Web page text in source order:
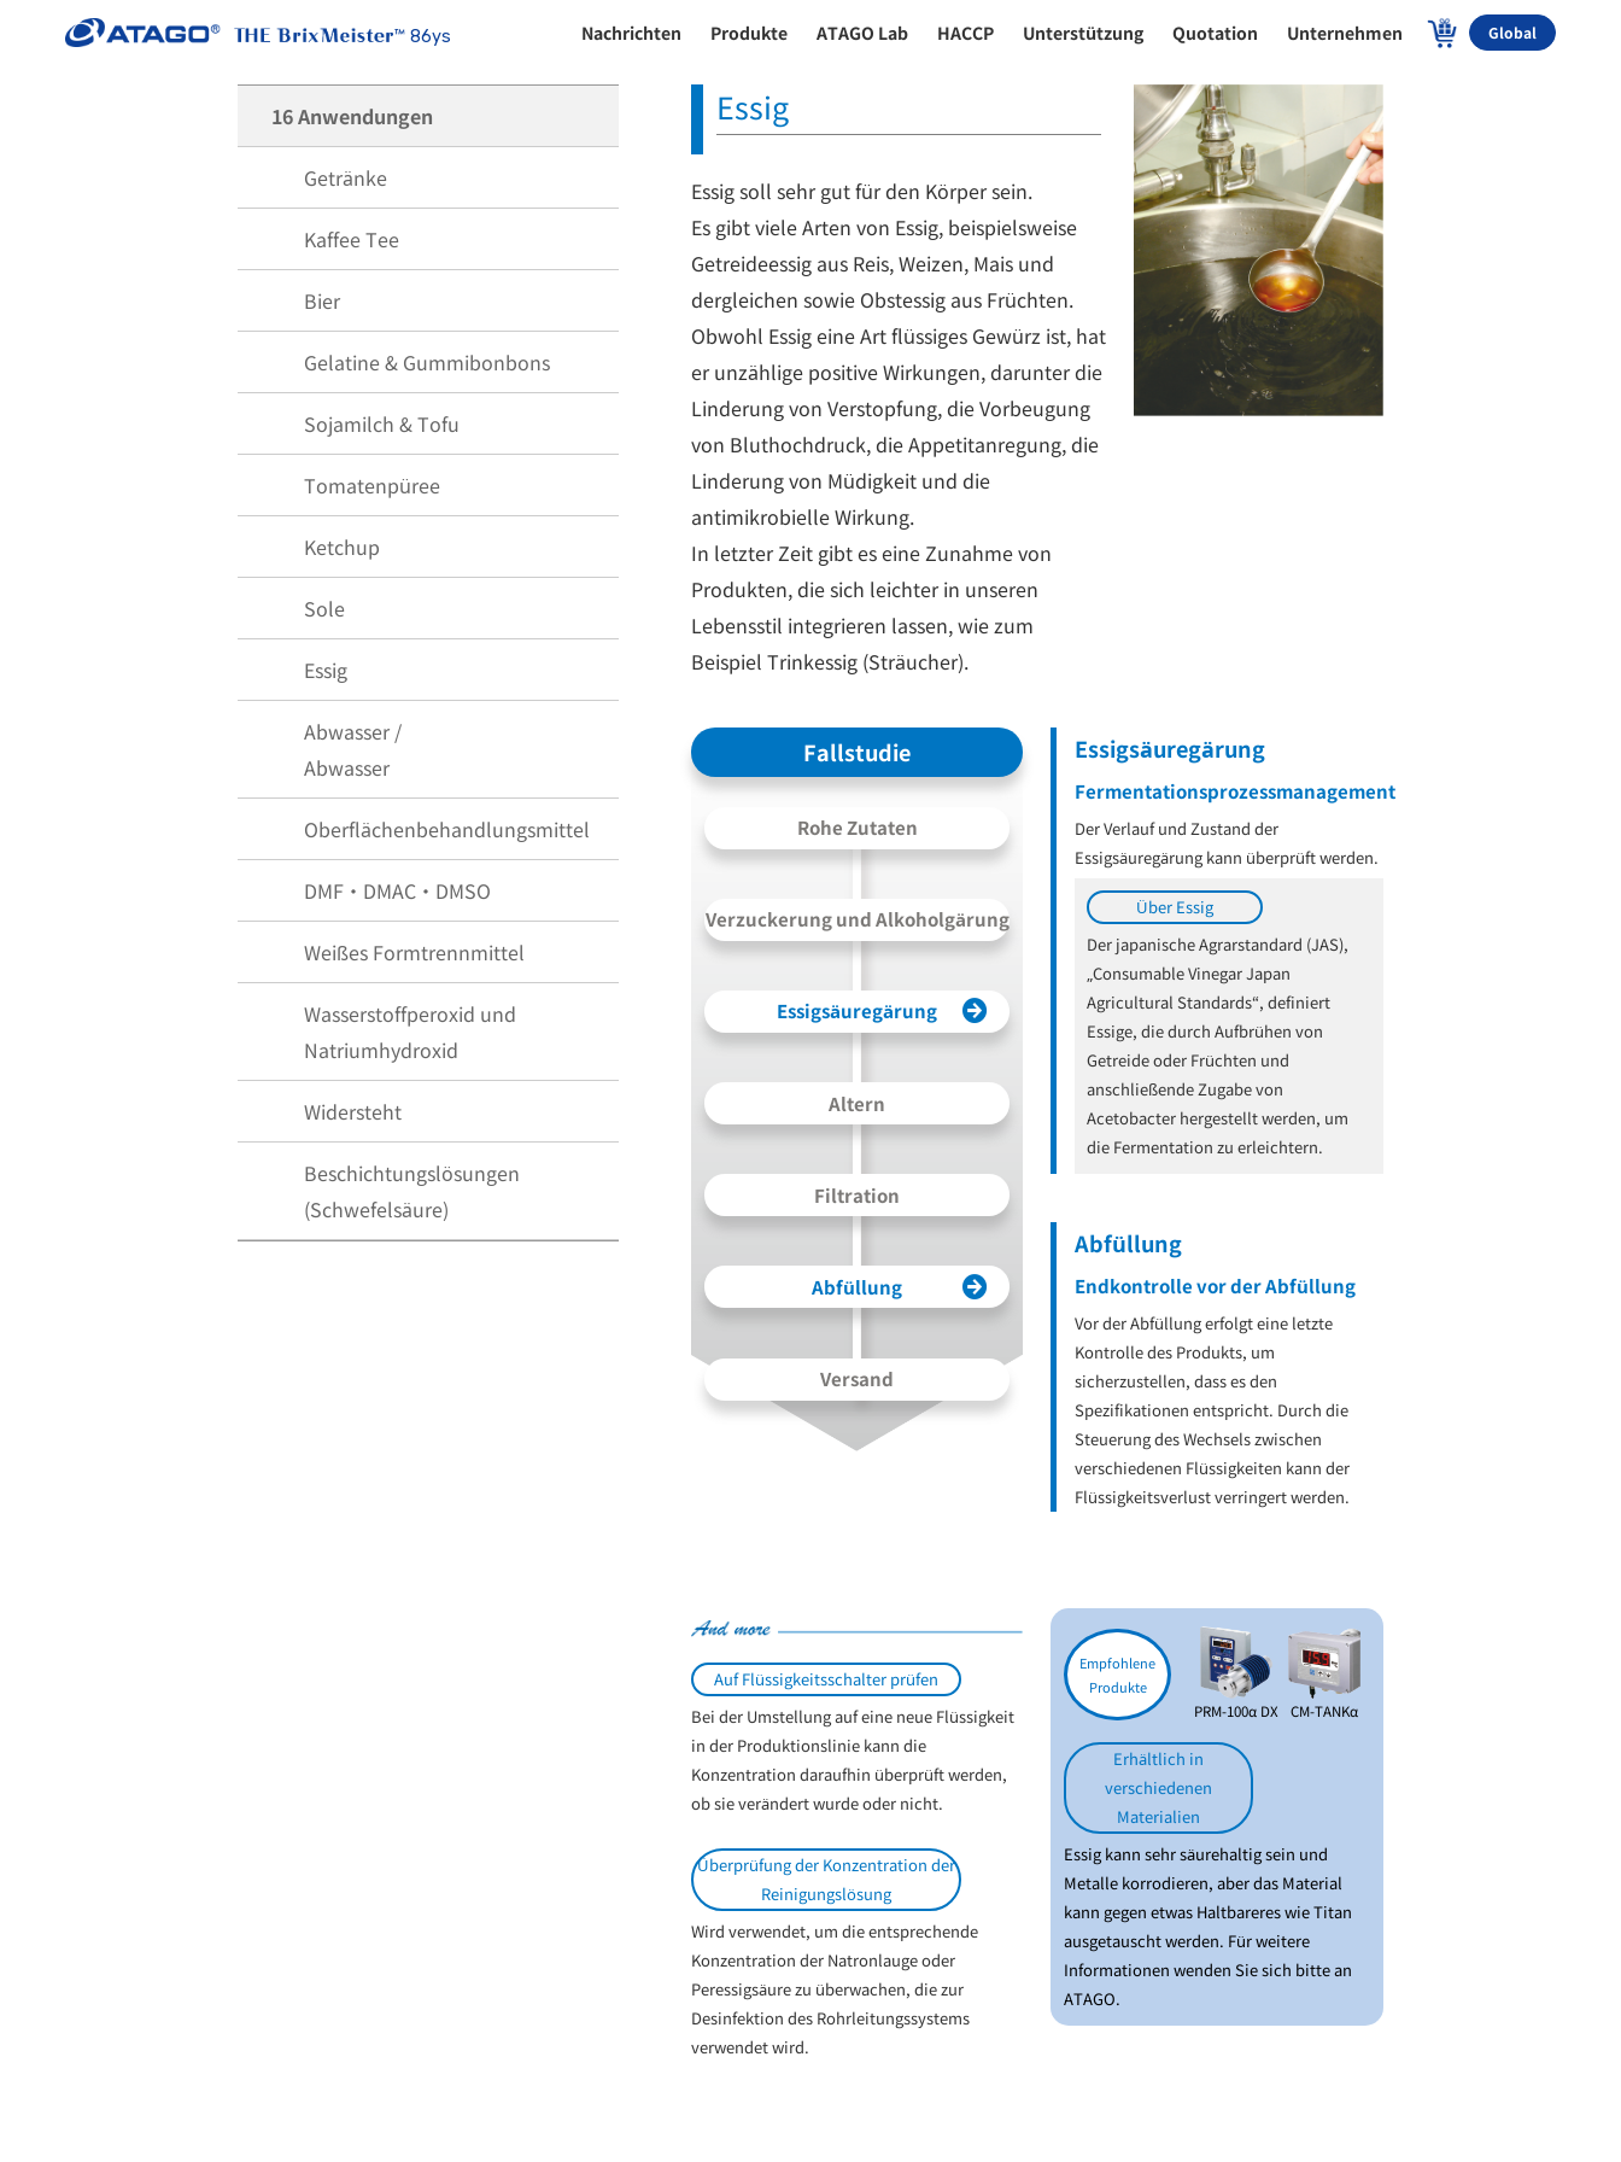
86ys Nachrichten Produkte ATAGO Lab HACCP Unterstützung Quotation Unternehmen Global
16 Anwendungen
Getränke
Kaffee Tee
Bier
Gelatine & Gummibonbons
Sojamilch & Tofu
Tomatenpüree
Ketchup
Sole
Essig
Abwasser /
Abwasser
Oberflächenbehandlungsmittel
DMF・DMAC・DMSO
Weißes Formtrennmittel
Wasserstoffperoxid und
Natriumhydroxid
Widersteht
Beschichtungslösungen
(Schwefelsäure)
Essig
Essig soll sehr gut für den Körper sein.
Es gibt viele Arten von Essig, beispielsweise
Getreideessig aus Reis, Weizen, Mais und
dergleichen sowie Obstessig aus Früchten.
Obwohl Essig eine Art flüssiges Gewürz ist, hat
er unzählige positive Wirkungen, darunter die
Linderung von Verstopfung, die Vorbeugung
von Bluthochdruck, die Appetitanregung, die
Linderung von Müdigkeit und die
antimikrobielle Wirkung.
In letzter Zeit gibt es eine Zunahme von
Produkten, die sich leichter in unseren
Lebensstil integrieren lassen, wie zum
Beispiel Trinkessig (Sträucher).
Fallstudie
Rohe Zutaten
Verzuckerung und Alkoholgärung
Essigsäuregärung
Altern
Filtration
Abfüllung
Versand
Essigsäuregärung
Fermentationsprozessmanagement
Der Verlauf und Zustand der
Essigsäuregärung kann überprüft werden.
Über Essig
Der japanische Agrarstandard (JAS),
„Consumable Vinegar Japan
Agricultural Standards“, definiert
Essige, die durch Aufbrühen von
Getreide oder Früchten und
anschließende Zugabe von
Acetobacter hergestellt werden, um
die Fermentation zu erleichtern.
Abfüllung
Endkontrolle vor der Abfüllung
Vor der Abfüllung erfolgt eine letzte
Kontrolle des Produkts, um
sicherzustellen, dass es den
Spezifikationen entspricht. Durch die
Steuerung des Wechsels zwischen
verschiedenen Flüssigkeiten kann der
Flüssigkeitsverlust verringert werden.
Auf Flüssigkeitsschalter prüfen
Bei der Umstellung auf eine neue Flüssigkeit
in der Produktionslinie kann die
Konzentration daraufhin überprüft werden,
ob sie verändert wurde oder nicht.
Überprüfung der Konzentration der
Reinigungslösung
Wird verwendet, um die entsprechende
Konzentration der Natronlauge oder
Peressigsäure zu überwachen, die zur
Desinfektion des Rohrleitungssystems
verwendet wird.
Empfohlene
Produkte
PRM-100α DX
CM-TANKα
Erhältlich in
verschiedenen
Materialien
Essig kann sehr säurehaltig sein und
Metalle korrodieren, aber das Material
kann gegen etwas Haltbareres wie Titan
ausgetauscht werden. Für weitere
Informationen wenden Sie sich bitte an
ATAGO.